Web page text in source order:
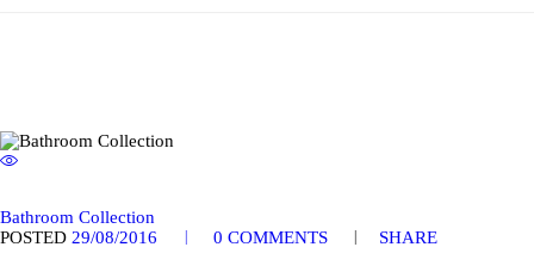
Bathroom Collection
POSTED 29/08/2016 0 COMMENTS SHARE